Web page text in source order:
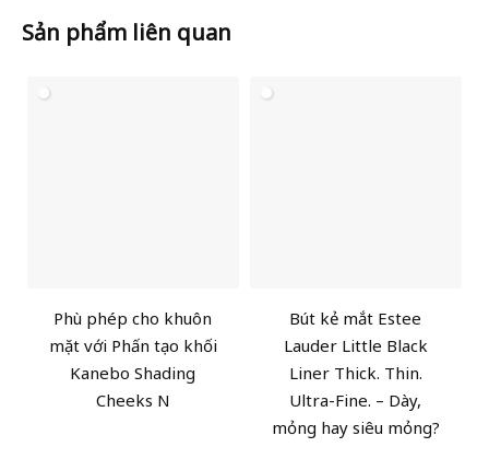
Sản phẩm liên quan
Phù phép cho khuôn
mặt với Phấn tạo khối
Kanebo Shading
Cheeks N
Bút kẻ mắt Estee
Lauder Little Black
Liner Thick. Thin.
Ultra-Fine. – Dày,
mỏng hay siêu mỏng?